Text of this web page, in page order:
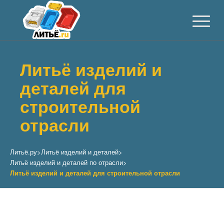
Литьё изделий и
деталей для
строительной
отрасли
Литьё.ру>Литьё изделий и деталей>
Литьё изделий и деталей по отрасли>
Литьё изделий и деталей для строительной отрасли